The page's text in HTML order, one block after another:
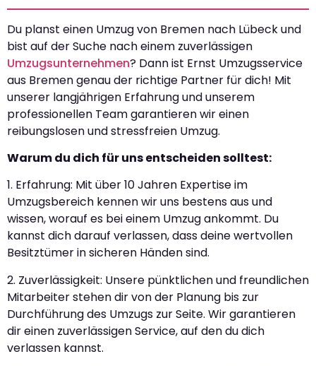
Du planst einen Umzug von Bremen nach Lübeck und
bist auf der Suche nach einem zuverlässigen
Umzugsunternehmen? Dann ist Ernst Umzugsservice
aus Bremen genau der richtige Partner für dich! Mit
unserer langjährigen Erfahrung und unserem
professionellen Team garantieren wir einen
reibungslosen und stressfreien Umzug.
Warum du dich für uns entscheiden solltest:
1. Erfahrung: Mit über 10 Jahren Expertise im
Umzugsbereich kennen wir uns bestens aus und
wissen, worauf es bei einem Umzug ankommt. Du
kannst dich darauf verlassen, dass deine wertvollen
Besitztümer in sicheren Händen sind.
2. Zuverlässigkeit: Unsere pünktlichen und freundlichen
Mitarbeiter stehen dir von der Planung bis zur
Durchführung des Umzugs zur Seite. Wir garantieren
dir einen zuverlässigen Service, auf den du dich
verlassen kannst.